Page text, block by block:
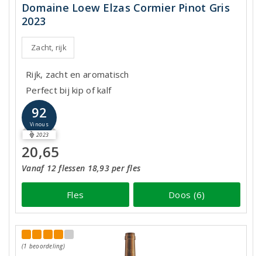
Domaine Loew Elzas Cormier Pinot Gris
2023
Zacht, rijk
Rijk, zacht en aromatisch
Perfect bij kip of kalf
92
Vinous
2023
20,65
Vanaf 12 flessen 18,93 per fles
Fles Doos (6)
(1 beoordeling)